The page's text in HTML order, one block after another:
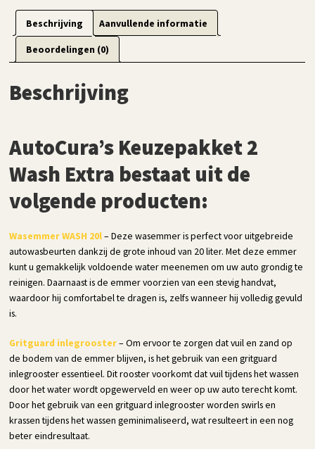
Beschrijving Aanvullende informatie
Beoordelingen (0)
Beschrijving
AutoCura’s Keuzepakket 2
Wash Extra bestaat uit de
volgende producten:
Wasemmer WASH 20l– Deze wasemmer is perfect voor uitgebreide
autowasbeurten dankzij de grote inhoud van 20 liter. Met deze emmer
kunt u gemakkelijk voldoende water meenemen om uw auto grondig te
reinigen. Daarnaast is de emmer voorzien van een stevig handvat,
waardoor hij comfortabel te dragen is, zelfs wanneer hij volledig gevuld
is.
Gritguard inlegrooster– Om ervoor te zorgen dat vuil en zand op
de bodem van de emmer blijven, is het gebruik van een gritguard
inlegrooster essentieel. Dit rooster voorkomt dat vuil tijdens het wassen
door het water wordt opgewerveld en weer op uw auto terecht komt.
Door het gebruik van een gritguard inlegrooster worden swirls en
krassen tijdens het wassen geminimaliseerd, wat resulteert in een nog
beter eindresultaat.